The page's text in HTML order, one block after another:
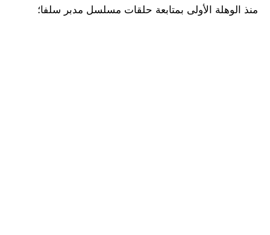
منذ الوهلة الأولى بمتابعة حلقات مسلسل مدبر سلفا؛